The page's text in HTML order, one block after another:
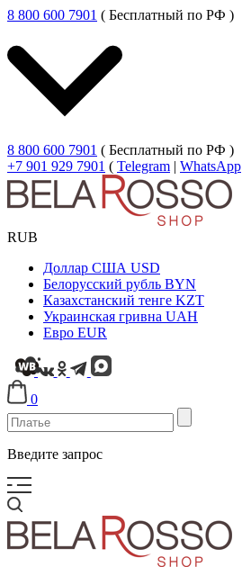
8 800 600 7901 ( Бесплатный по РФ )
8 800 600 7901 ( Бесплатный по РФ )
+7 901 929 7901 ( Telegram | WhatsApp
RUB
Доллар США USD
Белорусский рубль BYN
Казахстанский тенге KZT
Украинская гривна UAH
Евро EUR
0
Введите запрос